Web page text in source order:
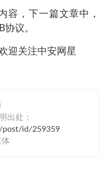
容，下一篇文章中，
议。
迎关注中安网星
出处：
post/id/259359